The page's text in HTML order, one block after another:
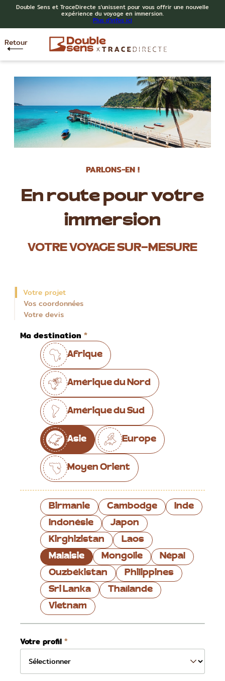
Double Sens et TraceDirecte s'unissent pour vous offrir une nouvelle
expérience du voyage en immersion.
Plus d'infos ici
Retour
PARLONS-EN !
En route pour votre
immersion
VOTRE VOYAGE SUR-MESURE
Votre projet
Vos coordonnées
Votre devis
Ma destination
Afrique
Amérique du Nord
Amérique du Sud
Asie Europe
Moyen Orient
Birmanie Cambodge Inde
Indonésie Japon
Kirghizistan Laos
Malaisie Mongolie Népal
Ouzbékistan Philippines
Sri Lanka Thaïlande
Vietnam
Votre profil